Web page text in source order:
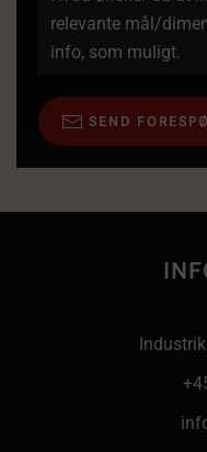
SEND